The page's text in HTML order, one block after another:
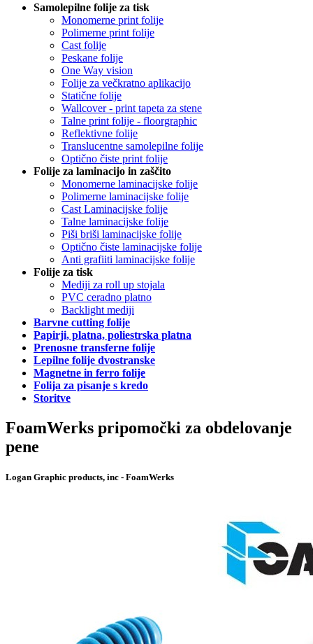
Samolepilne folije za tisk
Monomerne print folije
Polimerne print folije
Cast folije
Peskane folije
One Way vision
Folije za večkratno aplikacijo
Statične folije
Wallcover - print tapeta za stene
Talne print folije - floorgraphic
Reflektivne folije
Translucentne samolepilne folije
Optično čiste print folije
Folije za laminacijo in zaščito
Monomerne laminacijske folije
Polimerne laminacijske folije
Cast Laminacijske folije
Talne laminacijske folije
Piši briši laminacijske folije
Optično čiste laminacijske folije
Anti grafiiti laminacijske folije
Folije za tisk
Mediji za roll up stojala
PVC ceradno platno
Backlight mediji
Barvne cutting folije
Papirji, platna, poliestrska platna
Prenosne transferne folije
Lepilne folije dvostranske
Magnetne in ferro folije
Folija za pisanje s kredo
Storitve
FoamWerks pripomočki za obdelovanje
pene
Logan Graphic products, inc - FoamWerks